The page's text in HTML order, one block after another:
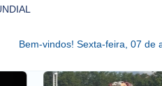
Bem-vindos! Sexta-feira, 07 de